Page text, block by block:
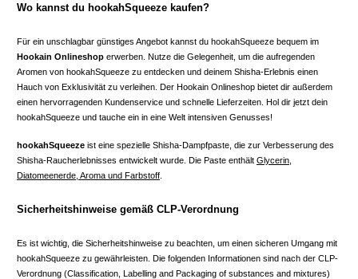
Wo kannst du hookahSqueeze kaufen?
Für ein unschlagbar günstiges Angebot kannst du hookahSqueeze bequem im
Hookain Onlineshop erwerben. Nutze die Gelegenheit, um die aufregenden
Aromen von hookahSqueeze zu entdecken und deinem Shisha-Erlebnis einen
Hauch von Exklusivität zu verleihen. Der Hookain Onlineshop bietet dir außerdem
einen hervorragenden Kundenservice und schnelle Lieferzeiten. Hol dir jetzt dein
hookahSqueeze und tauche ein in eine Welt intensiven Genusses!
hookahSqueeze ist eine spezielle Shisha-Dampfpaste, die zur Verbesserung des
Shisha-Raucherlebnisses entwickelt wurde. Die Paste enthält Glycerin,
Diatomeenerde, Aroma und Farbstoff
Sicherheitshinweise gemäß CLP-Verordnung
Es ist wichtig, die Sicherheitshinweise zu beachten, um einen sicheren Umgang mit
hookahSqueeze zu gewährleisten. Die folgenden Informationen sind nach der CLP-
Verordnung (Classification, Labelling and Packaging of substances and mixtures)